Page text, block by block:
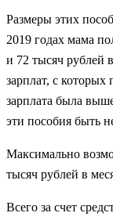
Размеры этих
2019 годах мама
и 72 тысяч рублей
зарплат, с
зарплата была
эти пособия быть
Максимально
тысяч рублей в
Всего за счет